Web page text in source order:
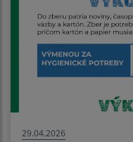
29.04.2026